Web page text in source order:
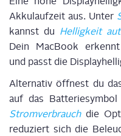
Akku­lauf­zeit aus. Unter
kannst du Hel­lig­keit
Dein Mac­Book
und passt die
Alter­na­tiv öff­nest du
auf das
Strom­ver­brauch die
redu­ziert sich die